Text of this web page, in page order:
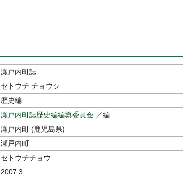
瀬戸内町誌
セトウチ チョウシ
歴史編
瀬戸内町誌歴史編編纂委員会 ／編
瀬戸内町 (鹿児島県)
瀬戸内町
セトウチチョウ
2007.3